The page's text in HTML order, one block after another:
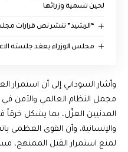
لحين تسمية وزرائها
“الرشيد” تنشر نص قرارات
مجلس الوزراء يعقد جلسته
وأشار السوداني إلى أن استمرار
مجمل النظام العالمي والأمن
المدنيين العزّل، بما يشكل خرقاً
والإنسانية، وأن القوى العظمى
لمنع استمرار القتل الممنهج،